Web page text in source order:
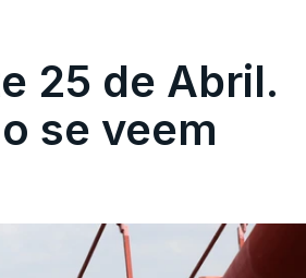
25 de Abril.
se veem